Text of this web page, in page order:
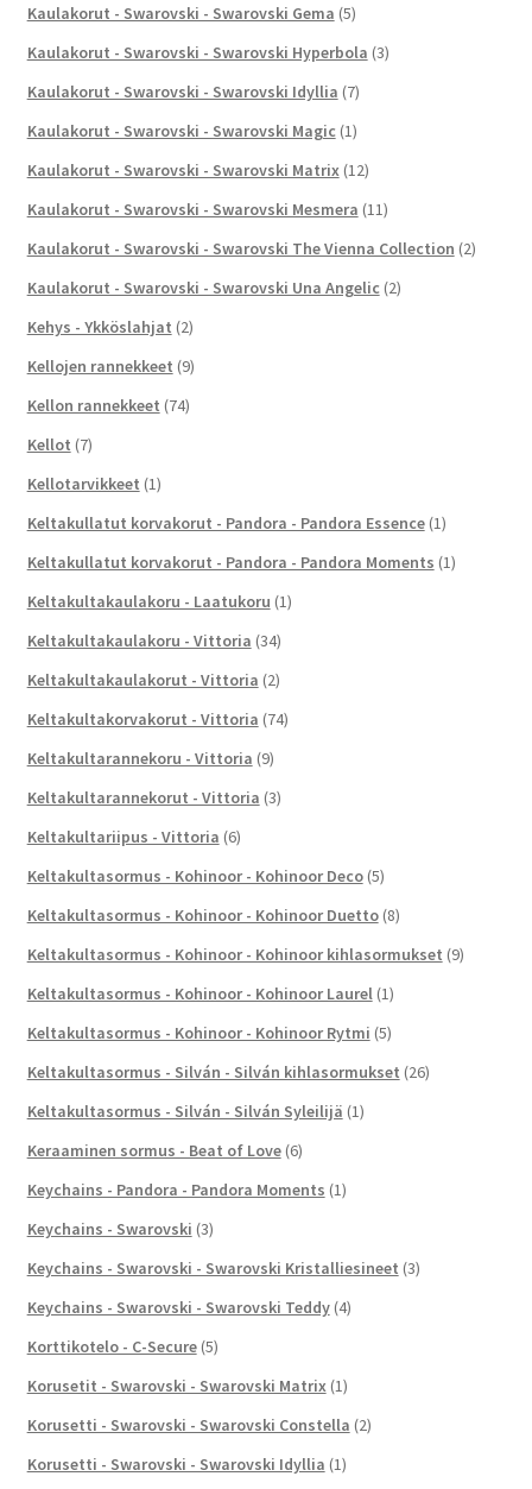
Kaulakorut - Swarovski - Swarovski Gema (5)
Kaulakorut - Swarovski - Swarovski Hyperbola (3)
Kaulakorut - Swarovski - Swarovski Idyllia (7)
Kaulakorut - Swarovski - Swarovski Magic (1)
Kaulakorut - Swarovski - Swarovski Matrix (12)
Kaulakorut - Swarovski - Swarovski Mesmera (11)
Kaulakorut - Swarovski - Swarovski The Vienna Collection (2)
Kaulakorut - Swarovski - Swarovski Una Angelic (2)
Kehys - Ykköslahjat (2)
Kellojen rannekkeet (9)
Kellon rannekkeet (74)
Kellot (7)
Kellotarvikkeet (1)
Keltakullatut korvakorut - Pandora - Pandora Essence (1)
Keltakullatut korvakorut - Pandora - Pandora Moments (1)
Keltakultakaulakoru - Laatukoru (1)
Keltakultakaulakoru - Vittoria (34)
Keltakultakaulakorut - Vittoria (2)
Keltakultakorvakorut - Vittoria (74)
Keltakultarannekoru - Vittoria (9)
Keltakultarannekorut - Vittoria (3)
Keltakultariipus - Vittoria (6)
Keltakultasormus - Kohinoor - Kohinoor Deco (5)
Keltakultasormus - Kohinoor - Kohinoor Duetto (8)
Keltakultasormus - Kohinoor - Kohinoor kihlasormukset (9)
Keltakultasormus - Kohinoor - Kohinoor Laurel (1)
Keltakultasormus - Kohinoor - Kohinoor Rytmi (5)
Keltakultasormus - Silván - Silván kihlasormukset (26)
Keltakultasormus - Silván - Silván Syleilijä (1)
Keraaminen sormus - Beat of Love (6)
Keychains - Pandora - Pandora Moments (1)
Keychains - Swarovski (3)
Keychains - Swarovski - Swarovski Kristalliesineet (3)
Keychains - Swarovski - Swarovski Teddy (4)
Korttikotelo - C-Secure (5)
Korusetit - Swarovski - Swarovski Matrix (1)
Korusetti - Swarovski - Swarovski Constella (2)
Korusetti - Swarovski - Swarovski Idyllia (1)